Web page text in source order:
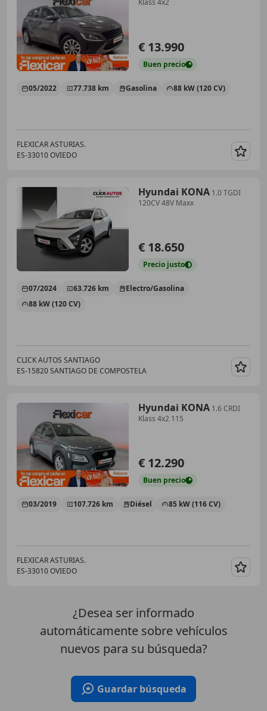
Klass 4x2
€ 13.990
Buen precio
05/2022 77.738 km Gasolina 88 kW (120 CV)
FLEXICAR ASTURIAS.
ES-33010 OVIEDO
Hyundai KONA 1.0 TGDI
120CV 48V Maxx
€ 18.650
Precio justo
07/2024 63.726 km
Electro/Gasolina
88 kW (120 CV)
CLICK AUTOS SANTIAGO
ES-15820 SANTIAGO DE COMPOSTELA
Hyundai KONA 1.6 CRDI
Klass 4x2 115
€ 12.290
Buen precio
03/2019 107.726 km Diésel 85 kW (116 CV)
FLEXICAR ASTURIAS.
ES-33010 OVIEDO
¿Desea ser informado
automáticamente sobre vehículos
nuevos para su búsqueda?
Guardar búsqueda